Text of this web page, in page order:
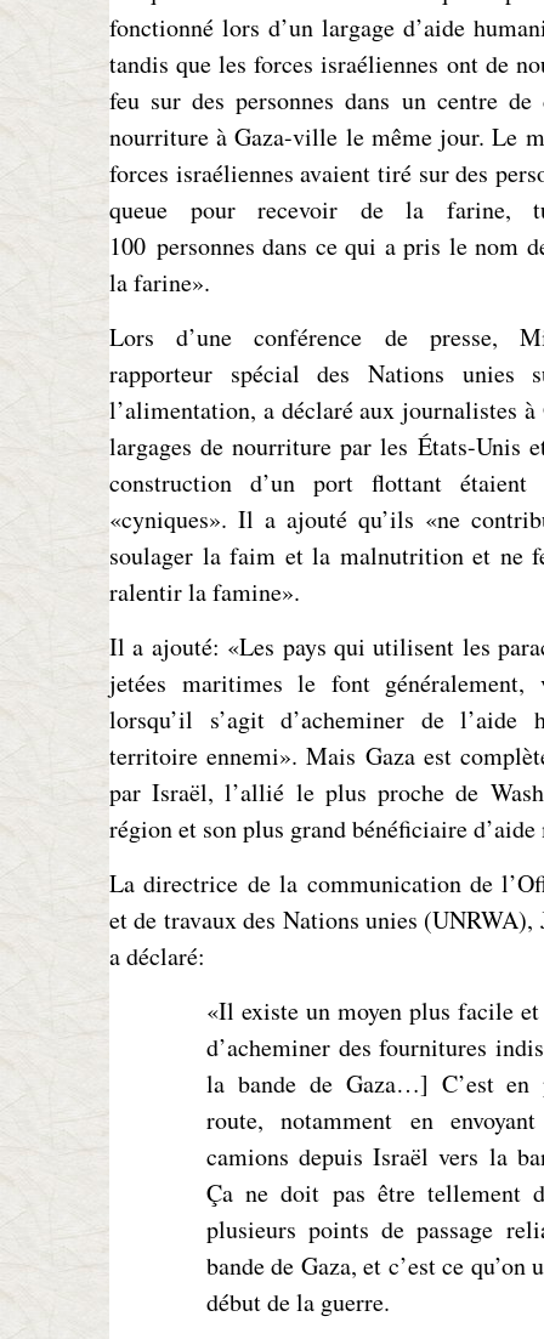
fonctionné lors d’un largage d’aide
tandis que les forces israéliennes ont de
feu sur des personnes dans un centre
nourriture à Gaza-ville le même jour. Le
forces israéliennes avaient tiré sur des
queue pour recevoir de la farine,
100 personnes dans ce qui a pris le nom
la farine».
Lors d’une conférence de presse,
rapporteur spécial des Nations
l’alimentation, a déclaré aux journalistes à
largages de nourriture par les États-Unis
construction d’un port flottant étaient
«cyniques». Il a ajouté qu’ils «ne
soulager la faim et la malnutrition et ne
ralentir la famine».
Il a ajouté: «Les pays qui utilisent les
jetées maritimes le font généralement,
lorsqu’il s’agit d’acheminer de l’aide
territoire ennemi». Mais Gaza est
par Israël, l’allié le plus proche de
région et son plus grand bénéficiaire
La directrice de la communication de
et de travaux des Nations unies (UNRWA),
a déclaré:
«Il existe un moyen plus facile
d’acheminer des fournitures
la bande de Gaza…] C’est en
route, notamment en
camions depuis Israël vers la
Ça ne doit pas être
plusieurs points de passage
bande de Gaza, et c’est ce
début de la guerre.